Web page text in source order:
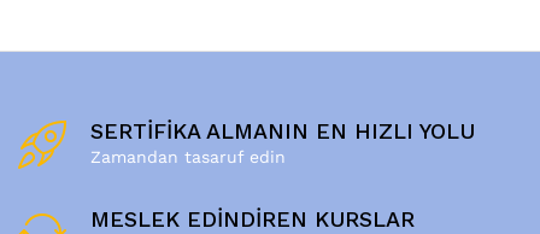
SERTİFİKA ALMANIN EN HIZLI YOLU
Zamandan tasaruf edin
MESLEK EDİNDİREN KURSLAR